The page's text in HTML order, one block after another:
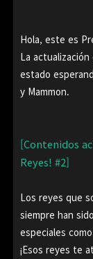
Hola, este es
La
estado
y Mammon.
[Contenidos
Reyes! #2]
Los reyes que
siempre han
especiales
¡Esos reyes te